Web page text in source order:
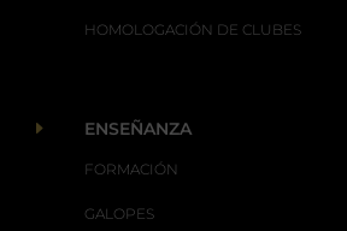
HOMOLOGACIÓN DE CLUBES
E ENSEÑANZA
FORMACIÓN
GALOPES